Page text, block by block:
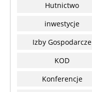
Hutnictwo
inwestycje
Izby Gospodarcze
KOD
Konferencje